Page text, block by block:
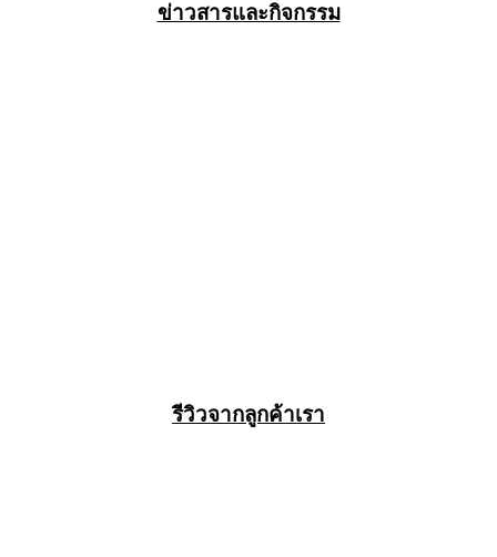
ข่าวสารและกิจกรรม
รีวิวจากลูกค้าเรา